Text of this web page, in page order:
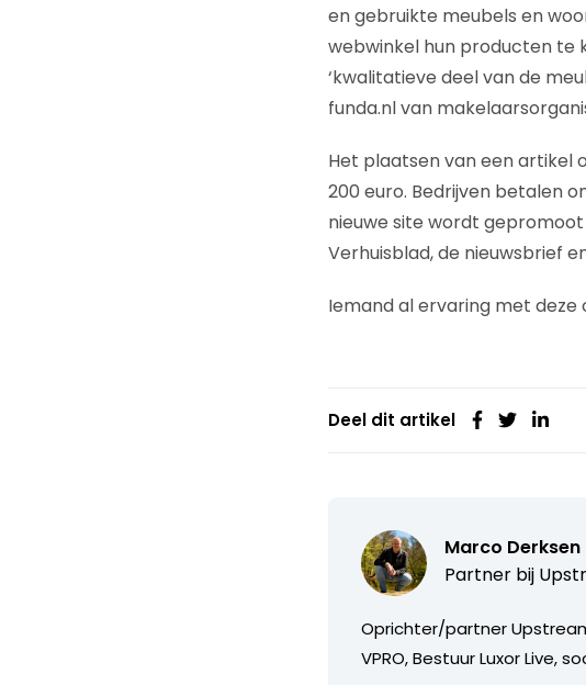
en gebruikte meubels en
webwinkel hun producten te
‘kwalitatieve deel van de
funda.nl van
Het plaatsen van een artikel
200 euro. Bedrijven betalen
nieuwe site wordt gepromoot
Verhuisblad, de nieuwsbrief
Iemand al ervaring met
Deel dit artikel
Marco Derksen
Partner bij
Oprichter/partner
VPRO, Bestuur Luxor Live,